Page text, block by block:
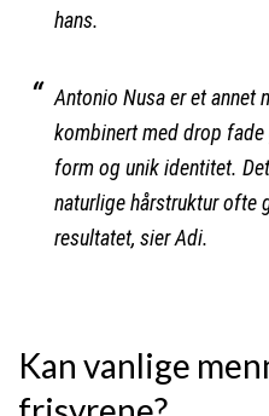
hans.
Antonio Nusa er et annet
kombinert med drop
form og unik identitet.
naturlige hårstruktur ofte
resultatet, sier Adi.
Kan vanlige